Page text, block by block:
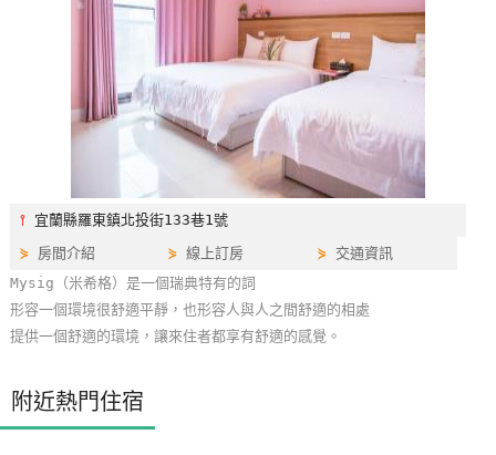
紅
你
玩
樂
地
⫯ 宜蘭縣羅東鎮北投街133巷1號
⋟ 房間介紹 ⋟線上訂房 ⋟ 交通資訊
Mysig（米希格）是一個瑞典特有的詞
形容一個環境很舒適平靜，也形容人與人之間舒適的相處
提供一個舒適的環境，讓來住者都享有舒適的感覺。
附近熱門住宿